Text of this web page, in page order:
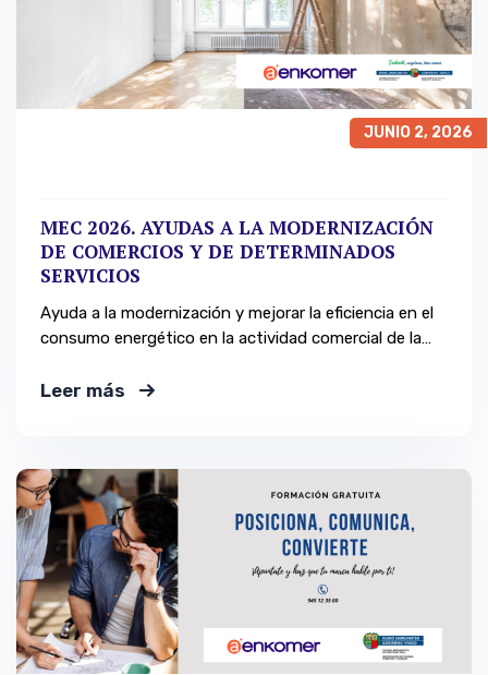
JUNIO 2, 2026
MEC 2026. AYUDAS A LA MODERNIZACIÓN
DE COMERCIOS Y DE DETERMINADOS
SERVICIOS
Ayuda a la modernización y mejorar la eficiencia en el
consumo energético en la actividad comercial de la
Leer más